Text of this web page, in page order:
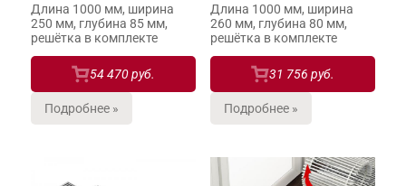
Длина 1000 мм, ширина
250 мм, глубина 85 мм,
решётка в комплекте
54 470 руб.
Подробнее »
Длина 1000 мм, ширина
260 мм, глубина 80 мм,
решётка в комплекте
31 756 руб.
Подробнее »